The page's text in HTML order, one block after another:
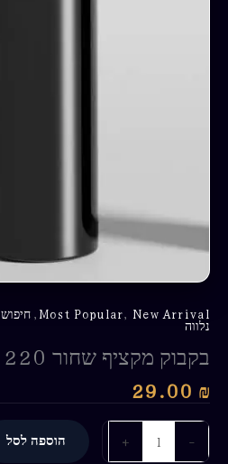
Most Popular, New Arrival
, חיפוש
נלווה
בקבוק מקציף שחור 220 מ”ל
29.00 ₪
-
+ הוספה לסל